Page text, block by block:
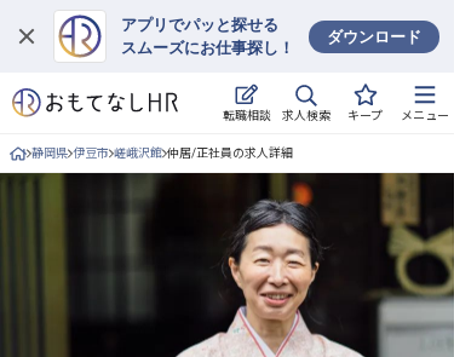
アプリでパッと探せる
スムーズにお仕事探し！
ダウンロード
転職相談 求人検索 キープ メニュー
ログイン
求人・施設を探す
キープした求人
就職・転職 合同説明会
おもてなしHRについて
静岡県 伊豆市 嵯峨沢館 仲居/正社員の求人詳細